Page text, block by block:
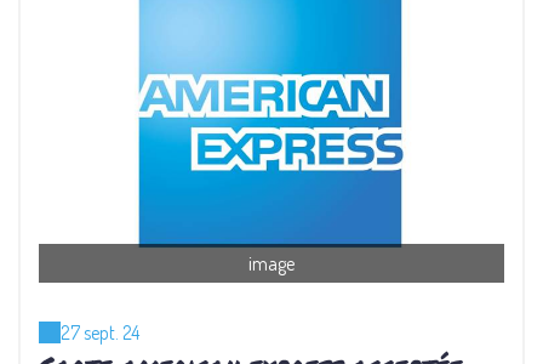
image
27 sept. 24